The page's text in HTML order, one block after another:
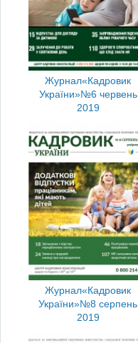
Журнал«Кадровик
України»№6 червень
2019
Журнал«Кадровик
України»№8 серпень
2019